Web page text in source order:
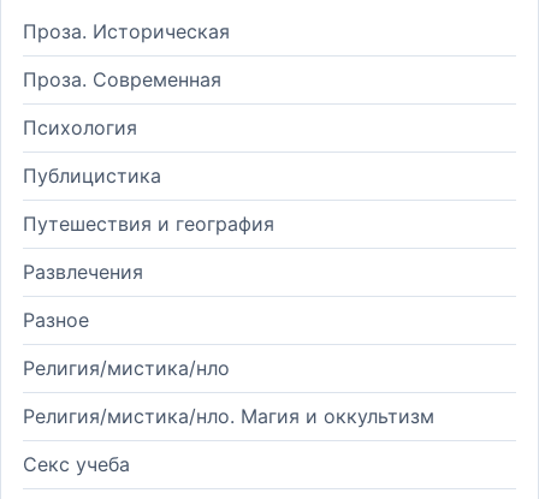
Проза. Историческая
Проза. Современная
Психология
Публицистика
Путешествия и география
Развлечения
Разное
Религия/мистика/нло
Религия/мистика/нло. Магия и оккультизм
Секс учеба